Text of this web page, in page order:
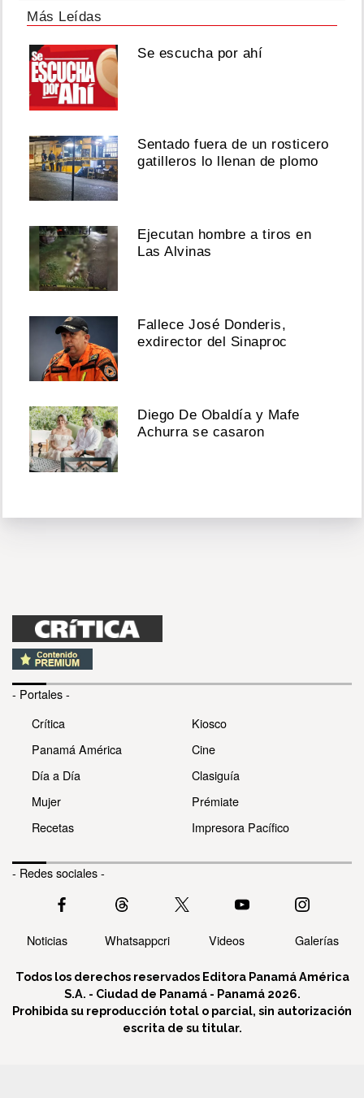
Más Leídas
Se escucha por ahí
Sentado fuera de un rosticero
gatilleros lo llenan de plomo
Ejecutan hombre a tiros en
Las Alvinas
Fallece José Donderis,
exdirector del Sinaproc
Diego De Obaldía y Mafe
Achurra se casaron
- Portales -
Crítica
Panamá América
Día a Día
Mujer
Recetas
Kiosco
Cine
Clasiguía
Prémiate
Impresora Pacífico
- Redes sociales -
Noticias Whatsappcri Videos Galerías
Todos los derechos reservados Editora Panamá América
S.A. - Ciudad de Panamá - Panamá 2026.
Prohibida su reproducción total o parcial, sin autorización
escrita de su titular.